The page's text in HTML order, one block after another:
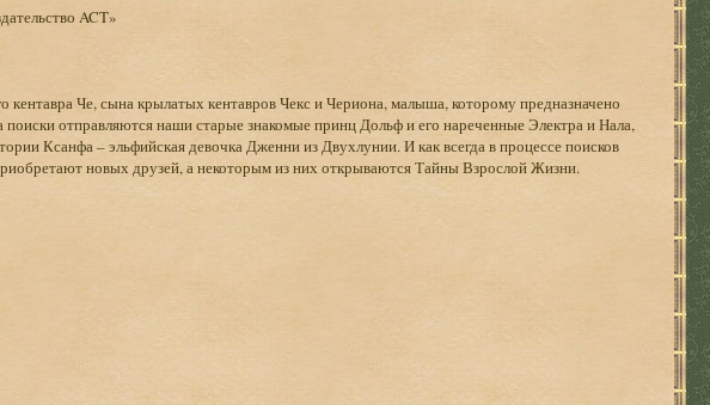
ACT»
кентавра Че, сына крылатых кентавров Чекс и Чериона, малыша, которому предназначено
отправляются наши старые знакомые принц Дольф и его нареченные Электра и Нала,
Ксанфа – эльфийская девочка Дженни из Двухлунии. И как всегда в процессе поисков
новых друзей, а некоторым из них открываются Тайны Взрослой Жизни.